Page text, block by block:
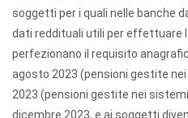
soggetti per i quali nelle banche
dati reddituali utili per effettuare
perfezionano il requisito
agosto 2023 (pensioni gestite
2023 (pensioni gestite nei
dicembre 2023, e ai soggetti